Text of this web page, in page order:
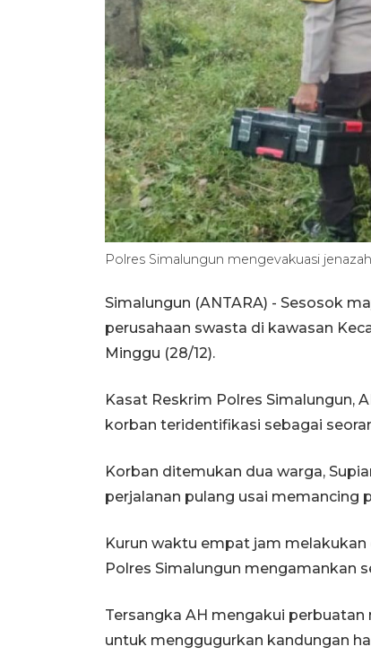
Polres Simalungun mengevakuasi
Simalungun (ANTARA) - Sesosok
perusahaan swasta di kawasan
Minggu (28/12).
Kasat Reskrim Polres Simalungun,
korban teridentifikasi sebagai
Korban ditemukan dua warga,
perjalanan pulang usai memancing
Kurun waktu empat jam
Polres Simalungun mengamankan
Tersangka AH mengakui
untuk menggugurkan kandungan